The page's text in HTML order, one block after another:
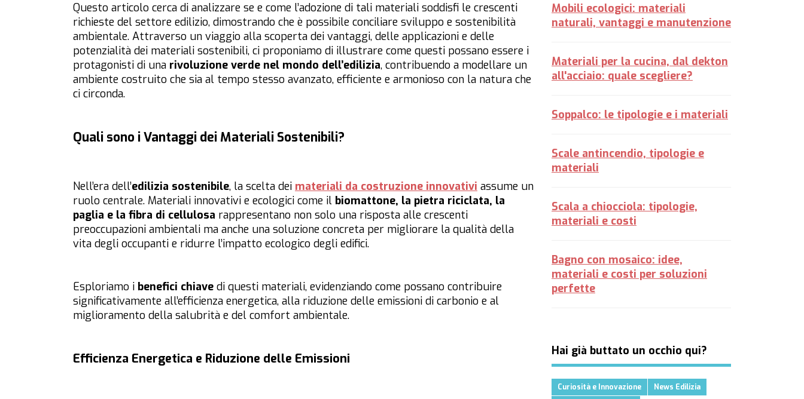
Questo articolo cerca di analizzare se e come l’adozione di tali materiali soddisfi le crescenti
richieste del settore edilizio, dimostrando che è possibile conciliare sviluppo e sostenibilità
ambientale. Attraverso un viaggio alla scoperta dei vantaggi, delle applicazioni e delle
potenzialità dei materiali sostenibili, ci proponiamo di illustrare come questi possano essere i
protagonisti di una rivoluzione verde nel mondo dell’edilizia, contribuendo a modellare un
ambiente costruito che sia al tempo stesso avanzato, efficiente e armonioso con la natura che
ci circonda.
Quali sono i Vantaggi dei Materiali Sostenibili?
Nell’era dell’edilizia sostenibile, la scelta dei materiali da costruzione innovativi assume un
ruolo centrale. Materiali innovativi e ecologici come il biomattone, la pietra riciclata, la
paglia e la fibra di cellulosa rappresentano non solo una risposta alle crescenti
preoccupazioni ambientali ma anche una soluzione concreta per migliorare la qualità della
vita degli occupanti e ridurre l’impatto ecologico degli edifici.
Esploriamo i benefici chiave di questi materiali, evidenziando come possano contribuire
significativamente all’efficienza energetica, alla riduzione delle emissioni di carbonio e al
miglioramento della salubrità e del comfort ambientale.
Efficienza Energetica e Riduzione delle Emissioni
Mobili ecologici: materiali
naturali, vantaggi e manutenzione
Materiali per la cucina, dal dekton
all'acciaio: quale scegliere?
Soppalco: le tipologie e i materiali
Scale antincendio, tipologie e
materiali
Scala a chiocciola: tipologie,
materiali e costi
Bagno con mosaico: idee,
materiali e costi per soluzioni
perfette
Hai già buttato un occhio qui?
Curiosità e Innovazione
News Edilizia